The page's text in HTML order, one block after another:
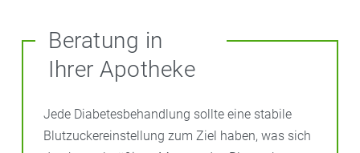
Beratung in
Ihrer Apotheke
Jede Diabetesbehandlung sollte eine stabile
Blutzuckereinstellung zum Ziel haben, was sich